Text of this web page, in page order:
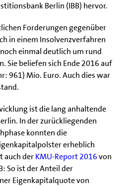
Berlin (IBB) hervor.
Forderungen gegenüber
in einem Insolvenzverfahren
einmal deutlich um rund
Sie beliefen sich Ende 2016 auf
961) Mio. Euro. Auch dies war
ist die lang anhaltende
In der zurückliegenden
konnten die
erheblich
auch derKMU-Report 2016von
So ist der Anteil der
Eigenkapitalquote von